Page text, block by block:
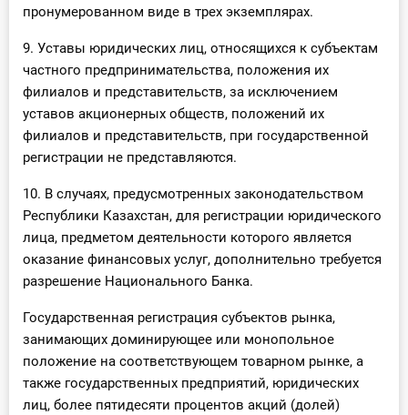
пронумерованном виде в трех экземплярах.
9. Уставы юридических лиц, относящихся к субъектам
частного предпринимательства, положения их
филиалов и представительств, за исключением
уставов акционерных обществ, положений их
филиалов и представительств, при государственной
регистрации не представляются.
10. В случаях, предусмотренных законодательством
Республики Казахстан, для регистрации юридического
лица, предметом деятельности которого является
оказание финансовых услуг, дополнительно требуется
разрешение Национального Банка.
Государственная регистрация субъектов рынка,
занимающих доминирующее или монопольное
положение на соответствующем товарном рынке, а
также государственных предприятий, юридических
лиц, более пятидесяти процентов акций (долей)